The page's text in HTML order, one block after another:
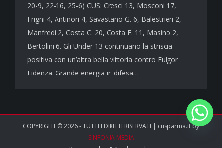
20-9, 22-16, 25-6) CUS: Cresci 13, Mosconi 17,
Frigni 4, Antinori 4, Savastano G. 6, Balestrieri 2,
Manfredi 2, Costa C. 20, Costa F. 11, Masino 2,
Bertolini 6. Gli Under 13 continuano la striscia
positiva con un’altra bella vittoria contro Fulgor
Fidenza. Grande energia in difesa…
COPYRIGHT © 2026 - TUTTI I DIRITTI RISERVATI | cusparma.it by
SINFONIA MEDIA